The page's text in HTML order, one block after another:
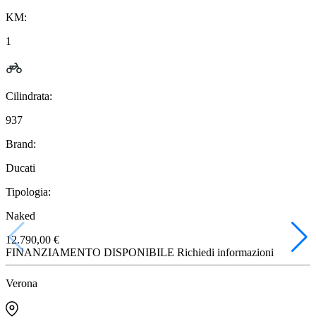
KM:
1
Cilindrata:
937
Brand:
Ducati
Tipologia:
Naked
12.790,00 €
FINANZIAMENTO DISPONIBILE Richiedi informazioni
Verona